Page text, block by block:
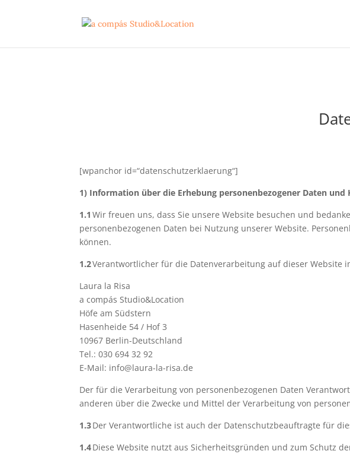
[wpanchor id=“datenschutzerklaerung“]
1) Information über die Erhebung personenbezogener Daten
1.1 Wir freuen uns, dass Sie unsere Website besuchen und
personenbezogenen Daten bei Nutzung unserer Website.
können.
1.2Verantwortlicher für die Datenverarbeitung auf dieser Website
Laura la Risa
a compás Studio&Location
Höfe am Südstern
Hasenheide 54 / Hof 3
10967 Berlin-Deutschland
Tel.: 030 694 32 92
E-Mail: info@laura-la-risa.de
Der für die Verarbeitung von personenbezogenen Daten
anderen über die Zwecke und Mittel der Verarbeitung von
1.3Der Verantwortliche ist auch der Datenschutzbeauftragte für
1.4Diese Website nutzt aus Sicherheitsgründen und zum Schutz